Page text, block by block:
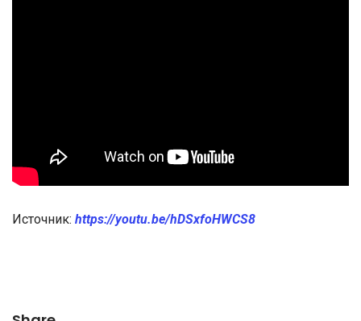
Источник: https://youtu.be/hDSxfoHWCS8